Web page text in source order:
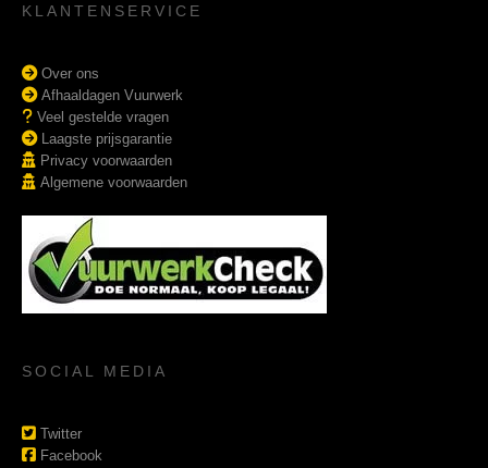
KLANTENSERVICE
Over ons
Afhaaldagen Vuurwerk
Veel gestelde vragen
Laagste prijsgarantie
Privacy voorwaarden
Algemene voorwaarden
SOCIAL MEDIA
Twitter
Facebook